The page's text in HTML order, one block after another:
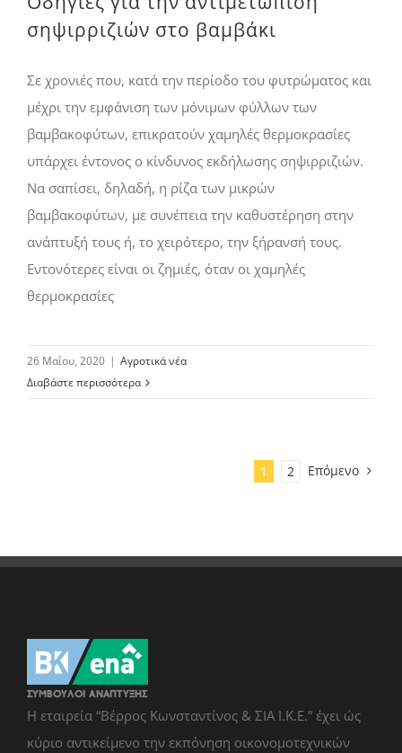
σηψιρριζιών στο βαμβάκι
Σε χρονιές που, κατά την περίοδο του φυτρώματος και
μέχρι την εμφάνιση των μόνιμων φύλλων των
βαμβακοφύτων, επικρατούν χαμηλές θερμοκρασίες
υπάρχει έντονος ο κίνδυνος εκδήλωσης σηψιρριζιών.
Να σαπίσει, δηλαδή, η ρίζα των μικρών
βαμβακοφύτων, με συνέπεια την καθυστέρηση στην
ανάπτυξή τους ή, το χειρότερο, την ξήρανσή τους.
Εντονότερες είναι οι ζημιές, όταν οι χαμηλές
θερμοκρασίες
26 Μαΐου, 2020 | Αγροτικά νέα
Διαβάστε περισσότερα
1 2 Επόμενο
Η εταιρεία “Βέρρος Κωνσταντίνος & ΣΙΑ Ι.Κ.Ε.” έχει ώς
κύριο αντικείμενο την εκπόνηση οικονομοτεχνικών